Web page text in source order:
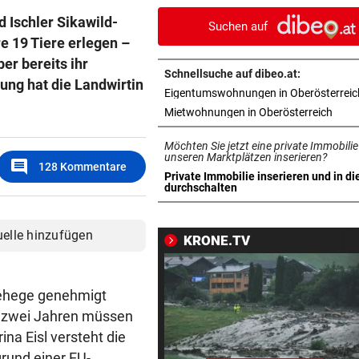
Ischler Sikawild-
19 Tiere erlegen –
bereits ihr
hat die Landwirtin
comment 128 Kommentare
hinzufügen
genehmigt
Jahren müssen
Eisl versteht die
wegen eines Hasen
TEENIE AUF ÜBERHOLSPUR vor
230 PS! 13-Jährige schrieb im
Autocross Geschichte
PATIENTEN WOHLAUF vor 11
Premiere an Linzer Uniklinik:
Herz-OP mit Roboter
BAUSTART IM OKTOBER
entstehen wird
WEGEN AUTOREIFEN vor 11
Kleine Gemeinde mit
geht vor Gericht
500 STELLEN BETROFFEN vor
Suchen auf
Schnellsuche auf dibeo.at:
Eigentumswohnungen in
Mietwohnungen in Oberösterreich
Möchten Sie jetzt eine private
unseren Marktplätzen inserieren?
Private Immobilie inserieren und in
durchschalten
in neuem Tab öffnen
KRONE.TV